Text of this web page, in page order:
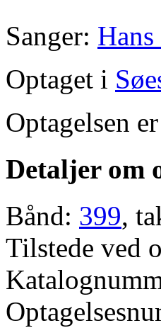
Sanger: Hans
Optaget i
Optagelsen
Detaljer om
Bånd: 399,
Tilstede ved